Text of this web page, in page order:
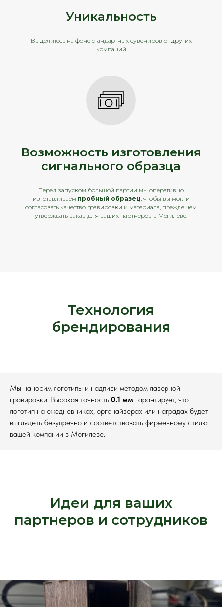
Уникальность
Выделитесь на фоне стандартных сувениров от других
компаний
Возможность изготовления
сигнального образца
Перед запуском большой партии мы оперативно
изготавливаем пробный образец, чтобы вы могли
согласовать качество гравировки и материала, прежде чем
утверждать заказ для ваших партнеров в Могилеве.
Технология
брендирования
Мы наносим логотипы и надписи методом лазерной
гравировки. Высокая точность 0.1 мм гарантирует, что
логотип на ежедневниках, органайзерах или наградах будет
выглядеть безупречно и соответствовать фирменному стилю
вашей компании в Могилеве.
Идеи для ваших
партнеров и сотрудников